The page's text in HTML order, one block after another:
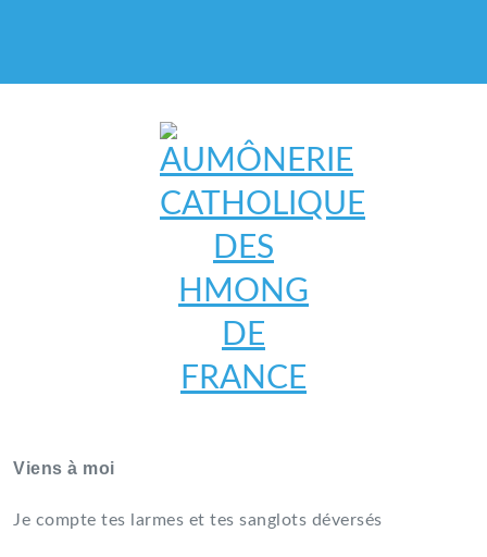
DES HMONG DE FRANCE
Viens à moi
Je compte tes larmes et tes sanglots déversés